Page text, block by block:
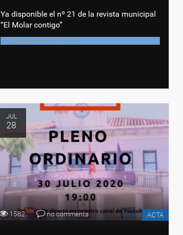
Ya disponible el nº 21 de la revista municipal
“El Molar contigo”
by Ayuntamiento El Molar
JUL
28
1582 no comments ACTA